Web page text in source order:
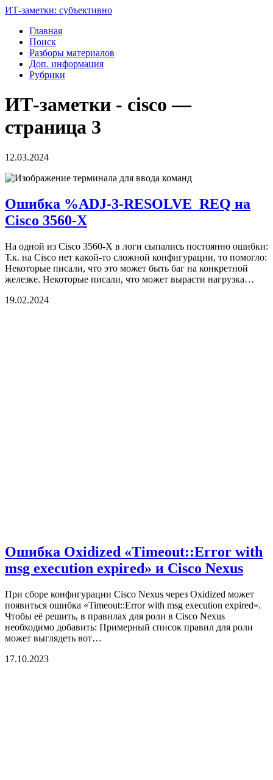
ИТ-заметки: субъективно
Главная
Поиск
Разборы материалов
Доп. информация
Рубрики
ИТ-заметки - cisco —
страница 3
12.03.2024
Ошибка %ADJ-3-RESOLVE_REQ на
Cisco 3560-X
На одной из Cisco 3560-X в логи сыпались постоянно ошибки:
Т.к. на Cisco нет какой-то сложной конфигурации, то помогло:
Некоторые писали, что это может быть баг на конкретной
железке. Некоторые писали, что может вырасти нагрузка…
19.02.2024
Ошибка Oxidized «Timeout::Error with
msg execution expired» и Cisco Nexus
При сборе конфигурации Cisco Nexus через Oxidized может
появиться ошибка «Timeout::Error with msg execution expired».
Чтобы её решить, в правилах для роли в Cisco Nexus
необходимо добавить: Примерный список правил для роли
может выглядеть вот…
17.10.2023